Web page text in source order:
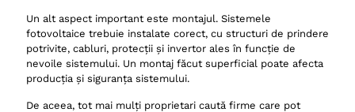
Un alt aspect important este montajul. Sistemele
fotovoltaice trebuie instalate corect, cu structuri de prindere
potrivite, cabluri, protecții și invertor ales în funcție de
nevoile sistemului. Un montaj făcut superficial poate afecta
producția și siguranța sistemului.
De aceea, tot mai mulți proprietari caută firme care pot